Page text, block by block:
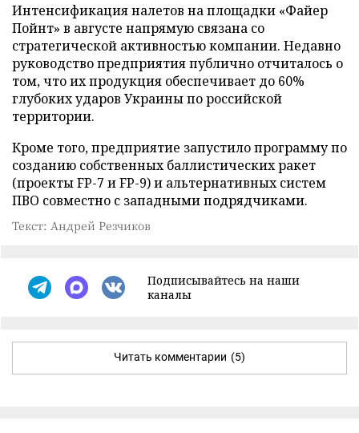
Интенсификация налетов на площадки «Файер
Пойнт» в августе напрямую связана со
стратегической активностью компании. Недавно
руководство предприятия публично отчиталось о
том, что их продукция обеспечивает до 60%
глубоких ударов Украины по российской
территории.
Кроме того, предприятие запустило программу по
созданию собственных баллистических ракет
(проекты FP-7 и FP-9) и альтернативных систем
ПВО совместно с западными подрядчиками.
Текст: Андрей Резчиков
Подписывайтесь на наши
каналы
Читать комментарии (5)